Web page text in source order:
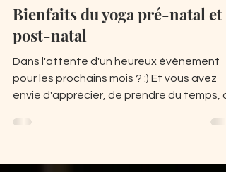
28 janv. 2021
Bienfaits du yoga pré-natal et
post-natal
pour les prochains mois ? :) Et vous avez
envie d'apprécier, de prendre du temps,
créer un lien...